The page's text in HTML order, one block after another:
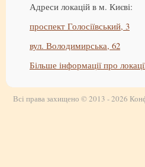
Адреси локацій в м. Києві:
проспект Голосіївський, 3
вул. Володимирська, 62
Більше інформації про
Всі права захищено © 2013 - 2026